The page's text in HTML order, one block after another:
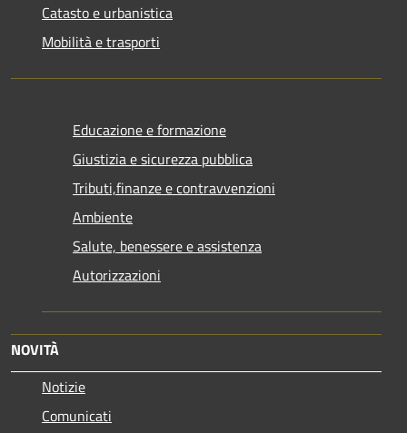
Catasto e urbanistica
Mobilità e trasporti
Educazione e formazione
Giustizia e sicurezza pubblica
Tributi,finanze e contravvenzioni
Ambiente
Salute, benessere e assistenza
Autorizzazioni
NOVITÀ
Notizie
Comunicati